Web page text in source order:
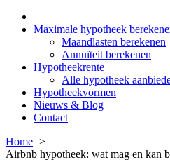
Maximale hypotheek
Maandlasten berekenen
Annuïteit berekenen
Hypotheekrente
Alle hypotheek
Hypotheekvormen
Nieuws & Blog
Contact
Home
Airbnb hypotheek: wat mag en kan